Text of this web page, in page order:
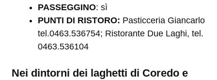
PASSEGGINO: sì
PUNTI DI RISTORO: Pasticceria Giancarlo
tel.0463.536754; Ristorante Due Laghi, tel.
0463.536104
Nei dintorni dei laghetti di Coredo e